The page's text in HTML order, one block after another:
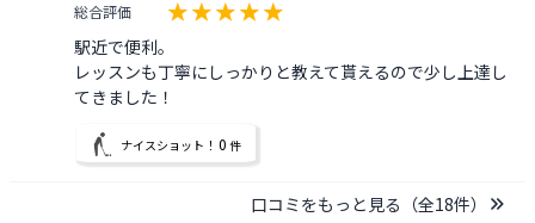
総合評価
駅近で便利。
レッスンも丁寧にしっかりと教えて貰えるので少し上達し
てきました！
ナイスショット！ 0 件
口コミをもっと見る（全18件）